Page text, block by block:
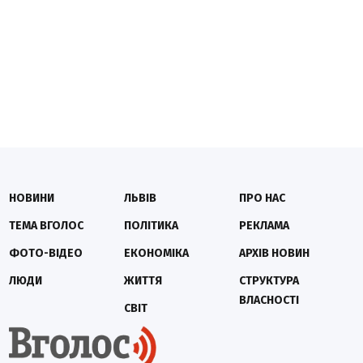
НОВИНИ
ТЕМА ВГОЛОС
ФОТО-ВІДЕО
ЛЮДИ
ЛЬВІВ
ПОЛІТИКА
ЕКОНОМІКА
ЖИТТЯ
СВІТ
ПРО НАС
РЕКЛАМА
АРХІВ НОВИН
СТРУКТУРА
ВЛАСНОСТІ